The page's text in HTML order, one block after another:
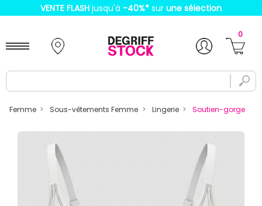
VENTE FLASH jusqu'à -40%* sur une sélection
0
Femme Sous-vêtements Femme Lingerie Soutien-gorge